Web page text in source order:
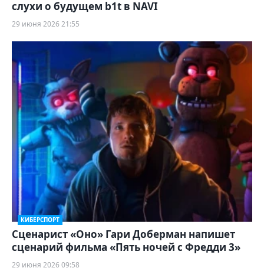
слухи о будущем b1t в NAVI
29 июня 2026 21:55
КИБЕРСПОРТ
Сценарист «Оно» Гари Доберман напишет
сценарий фильма «Пять ночей с Фредди 3»
29 июня 2026 09:58